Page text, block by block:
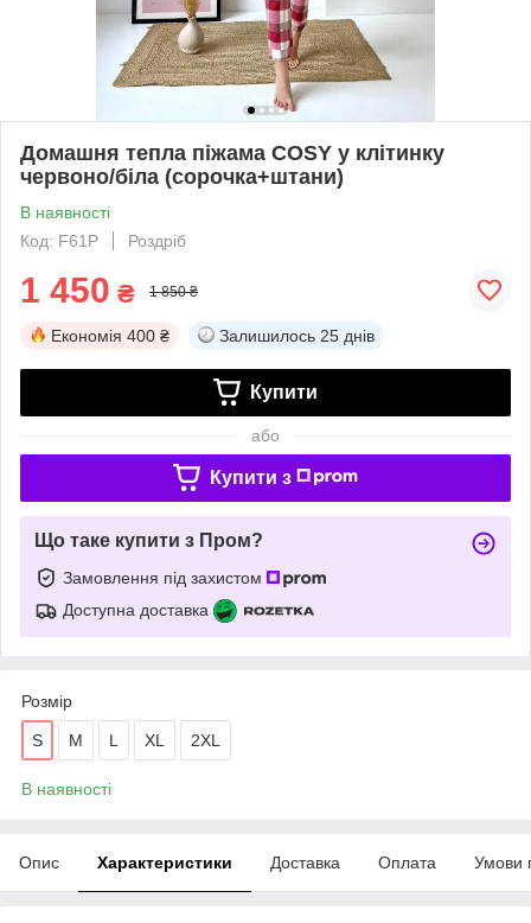
Домашня тепла піжама COSY у клітинку
червоно/біла (сорочка+штани)
В наявності
Код: F61P
Роздріб
1 450 ₴ 1 850 ₴
Економія 400 ₴ Залишилось 25 днів
Купити
або
Купити з
Що таке купити з Пром?
Замовлення під захистом
Доступна доставка
Розмір
S M L ХL 2XL
В наявності
Опис Характеристики Доставка Оплата Умови